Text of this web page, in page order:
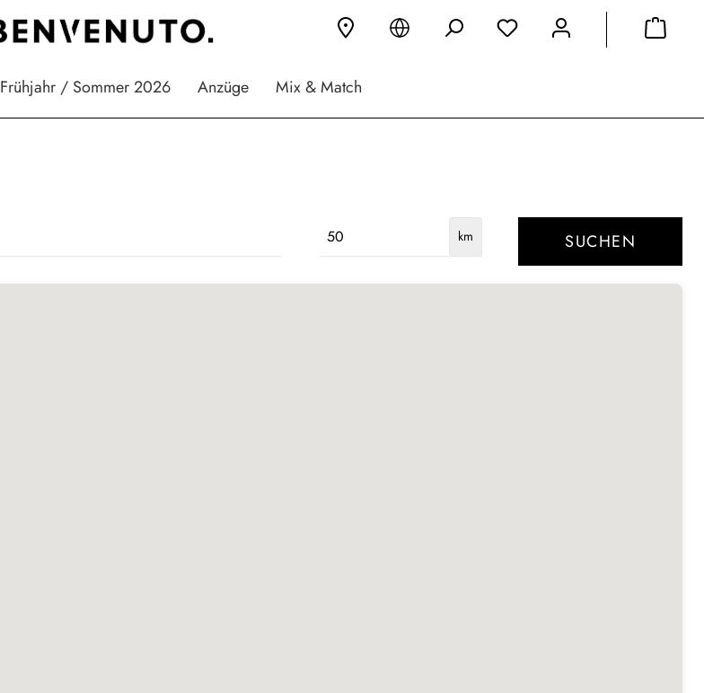
Frühjahr / Sommer 2026 Anzüge Mix & Match
km SUCHEN